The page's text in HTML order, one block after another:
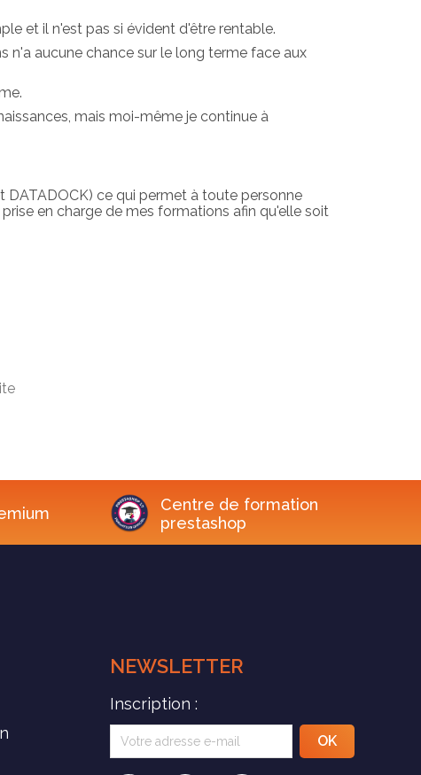
et il n'est pas si évident d'être rentable.
n'a aucune chance sur le long terme face aux
mais moi-même je continue à
DATADOCK) ce qui permet à toute personne
en charge de mes formations afin qu'elle soit
Centre de formation
prestashop
NEWSLETTER
Inscription :